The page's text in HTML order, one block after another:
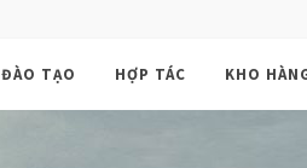
ĐÀO TẠO HỢP TÁC KHO